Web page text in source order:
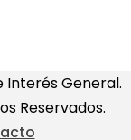
General.
Reservados.